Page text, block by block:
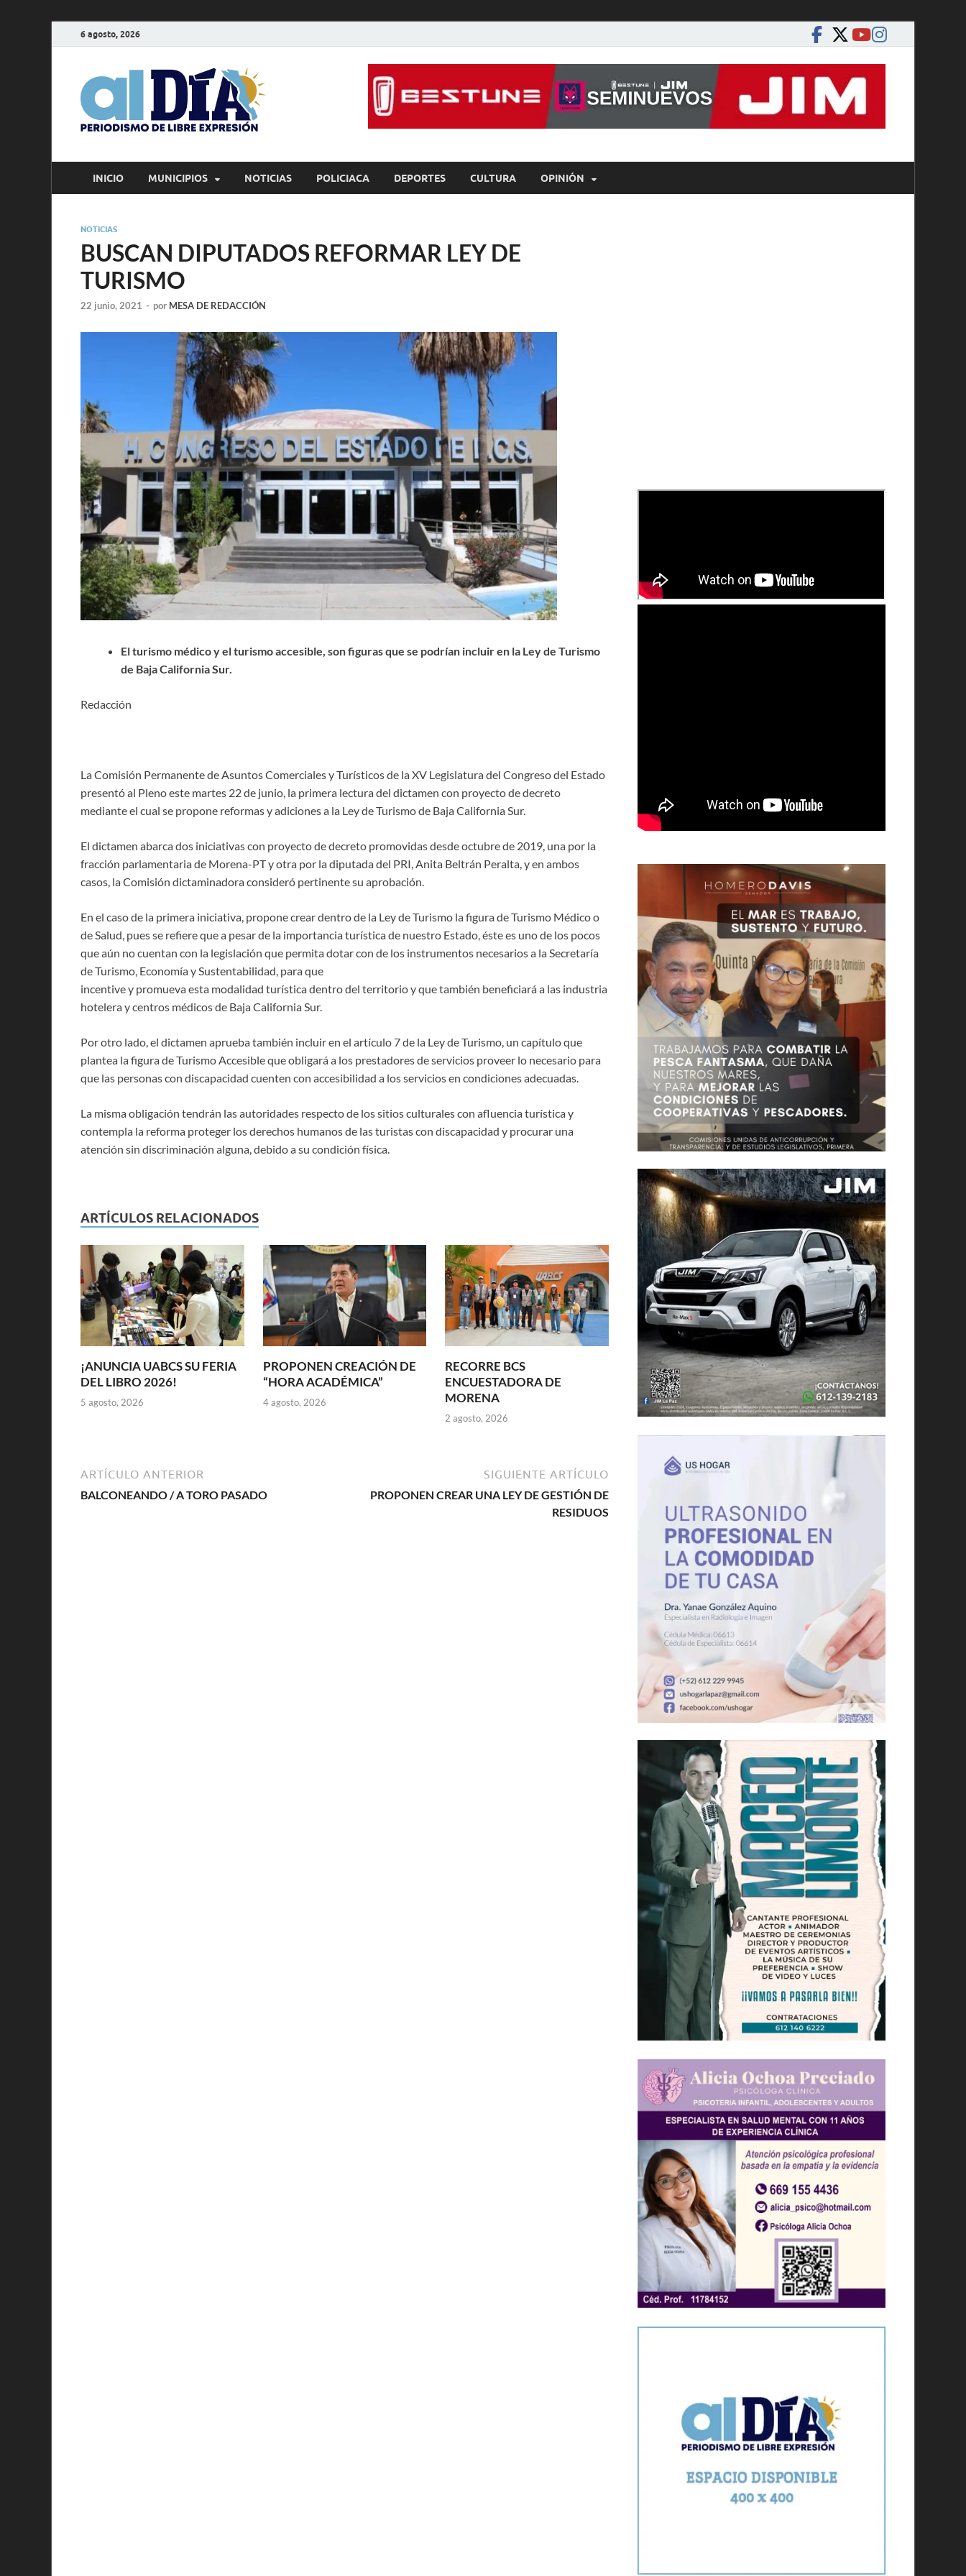
6 agosto, 2026
alDíaBCS
Periodismo de libre expresión
INICIO MUNICIPIOS NOTICIAS POLICIACA DEPORTES CULTURA OPINIÓN
NOTICIAS
BUSCAN DIPUTADOS REFORMAR LEY DE
TURISMO
22 junio, 2021 - por MESA DE REDACCIÓN
El turismo médico y el turismo accesible, son figuras que se podrían incluir en la Ley de Turismo
de Baja California Sur.
Redacción
La Comisión Permanente de Asuntos Comerciales y Turísticos de la XV Legislatura del Congreso del Estado
presentó al Pleno este martes 22 de junio, la primera lectura del dictamen con proyecto de decreto
mediante el cual se propone reformas y adiciones a la Ley de Turismo de Baja California Sur.
El dictamen abarca dos iniciativas con proyecto de decreto promovidas desde octubre de 2019, una por la
fracción parlamentaria de Morena-PT y otra por la diputada del PRI, Anita Beltrán Peralta, y en ambos
casos, la Comisión dictaminadora consideró pertinente su aprobación.
En el caso de la primera iniciativa, propone crear dentro de la Ley de Turismo la figura de Turismo Médico o
de Salud, pues se refiere que a pesar de la importancia turística de nuestro Estado, éste es uno de los pocos
que aún no cuentan con la legislación que permita dotar con de los instrumentos necesarios a la Secretaría
de Turismo, Economía y Sustentabilidad, para que
incentive y promueva esta modalidad turística dentro del territorio y que también beneficiará a las industria
hotelera y centros médicos de Baja California Sur.
Por otro lado, el dictamen aprueba también incluir en el artículo 7 de la Ley de Turismo, un capítulo que
plantea la figura de Turismo Accesible que obligará a los prestadores de servicios proveer lo necesario para
que las personas con discapacidad cuenten con accesibilidad a los servicios en condiciones adecuadas.
La misma obligación tendrán las autoridades respecto de los sitios culturales con afluencia turística y
contempla la reforma proteger los derechos humanos de las turistas con discapacidad y procurar una
atención sin discriminación alguna, debido a su condición física.
ARTÍCULOS RELACIONADOS
¡ANUNCIA UABCS SU FERIA
DEL LIBRO 2026!
5 agosto, 2026
PROPONEN CREACIÓN DE
“HORA ACADÉMICA”
4 agosto, 2026
RECORRE BCS
ENCUESTADORA DE
MORENA
2 agosto, 2026
ARTÍCULO ANTERIOR
BALCONEANDO / A TORO PASADO
SIGUIENTE ARTÍCULO
PROPONEN CREAR UNA LEY DE GESTIÓN DE
RESIDUOS